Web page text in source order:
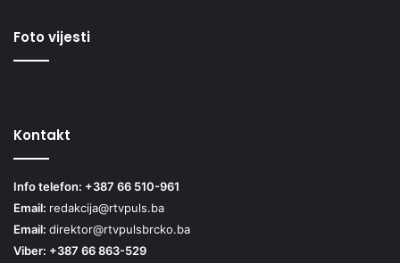
Foto vijesti
Kontakt
Info telefon: +387 66 510-961
Email: redakcija@rtvpuls.ba
Email: direktor@rtvpulsbrcko.ba
Viber: +387 66 863-529